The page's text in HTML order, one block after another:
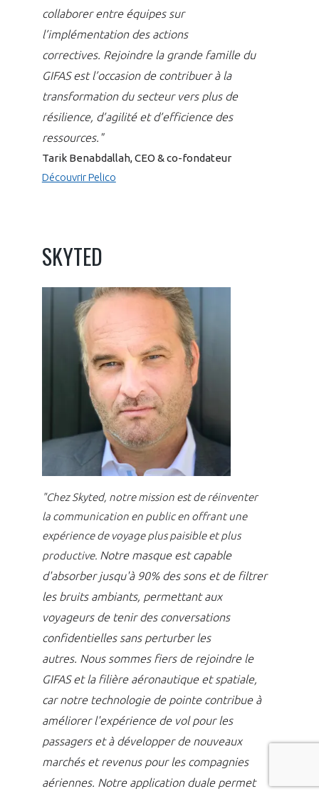
collaborer entre équipes sur
l’implémentation des actions
correctives. Rejoindre la grande famille du
GIFAS est l’occasion de contribuer à la
transformation du secteur vers plus de
résilience, d’agilité et d’efficience des
ressources."
Tarik Benabdallah, CEO & co-fondateur
Découvrir Pelico
SKYTED
"Chez Skyted, notre mission est de réinventer
la communication en public en offrant une
expérience de voyage plus paisible et plus
productive. Notre masque est capable
d'absorber jusqu'à 90% des sons et de filtrer
les bruits ambiants, permettant aux
voyageurs de tenir des conversations
confidentielles sans perturber les
autres. Nous sommes fiers de rejoindre le
GIFAS et la filière aéronautique et spatiale,
car notre technologie de pointe contribue à
améliorer l'expérience de vol pour les
passagers et à développer de nouveaux
marchés et revenus pour les compagnies
aériennes. Notre application duale permet